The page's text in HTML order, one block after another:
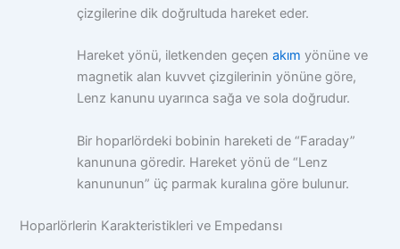
çizgilerine dik doğrultuda hareket eder.
Hareket yönü, iletkenden geçenakım yönüne ve
magnetik alan kuvvet çizgilerinin yönüne göre,
Lenz kanunu uyarınca sağa ve sola doğrudur.
Bir hoparlördeki bobinin hareketi de “Faraday”
kanununa göredir. Hareket yönü de “Lenz
kanununun” üç parmak kuralına göre bulunur.
Hoparlörlerin Karakteristikleri ve Empedansı